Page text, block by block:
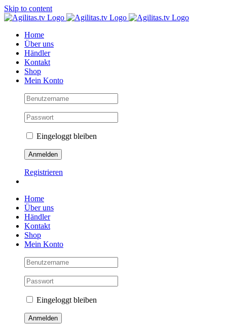
Skip to content
Home
Über uns
Händler
Kontakt
Shop
Mein Konto
Eingeloggt bleiben
Registrieren
Home
Über uns
Händler
Kontakt
Shop
Mein Konto
Eingeloggt bleiben